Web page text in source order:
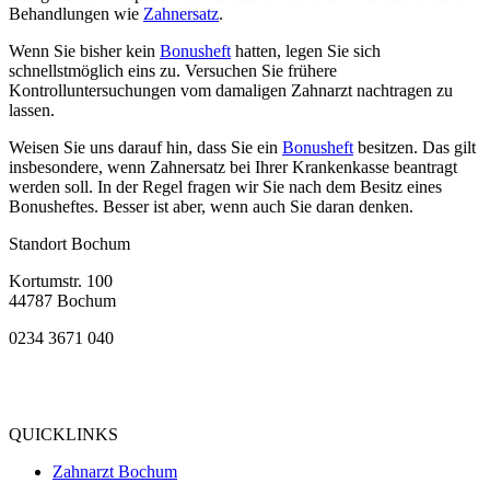
Behandlungen wie Zahnersatz.
Wenn Sie bisher kein Bonusheft hatten, legen Sie sich
schnellstmöglich eins zu. Versuchen Sie frühere
Kontrolluntersuchungen vom damaligen Zahnarzt nachtragen zu
lassen.
Weisen Sie uns darauf hin, dass Sie ein Bonusheft besitzen. Das gilt
insbesondere, wenn Zahnersatz bei Ihrer Krankenkasse beantragt
werden soll. In der Regel fragen wir Sie nach dem Besitz eines
Bonusheftes. Besser ist aber, wenn auch Sie daran denken.
Standort Bochum
Kortumstr. 100
44787 Bochum
0234 3671 040
QUICKLINKS
Zahnarzt Bochum